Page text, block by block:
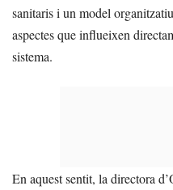
sanitaris i un model
aspectes que influeixen
sistema.
En aquest sentit, la directora